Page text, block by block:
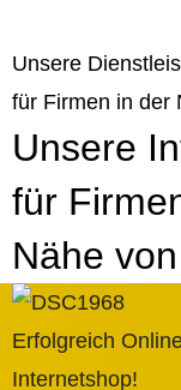
Unsere
für Firmen in der
Unsere
für
Nähe
Erfolgreich
Internetshop!